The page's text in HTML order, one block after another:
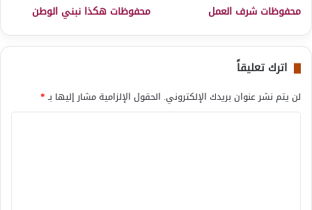
محفوظات شرف العمل محفوظات هكذا نبني الوطن
اترك تعليقاً
لن يتم نشر عنوان بريدك الإلكتروني. الحقول الإلزامية مشار إليها بـ*